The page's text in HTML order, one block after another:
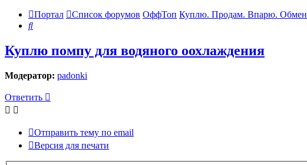
Портал Список форумов ОффТоп Куплю. Продам. Впарю.
Поиск
Куплю помпу для водяного оохлаждения
Модератор: padonki
Ответить
Отправить тему по email
Версия для печати